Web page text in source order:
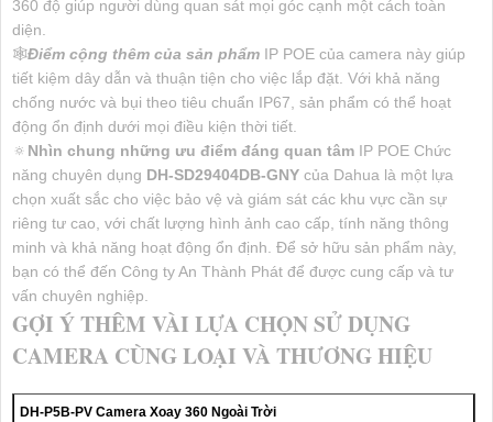
360 độ giúp người dùng quan sát mọi góc cạnh một cách toàn
diện.
🕸️Điểm cộng thêm của sản phẩm IP POE của camera này giúp
tiết kiệm dây dẫn và thuận tiện cho việc lắp đặt. Với khả năng
chống nước và bụi theo tiêu chuẩn IP67, sản phẩm có thể hoạt
động ổn định dưới mọi điều kiện thời tiết.
🔅 Nhìn chung những ưu điểm đáng quan tâm IP POE Chức
năng chuyên dụng DH-SD29404DB-GNY của Dahua là một lựa
chọn xuất sắc cho việc bảo vệ và giám sát các khu vực cần sự
riêng tư cao, với chất lượng hình ảnh cao cấp, tính năng thông
minh và khả năng hoạt động ổn định. Để sở hữu sản phẩm này,
bạn có thể đến Công ty An Thành Phát để được cung cấp và tư
vấn chuyên nghiệp.
GỢI Ý THÊM VÀI LỰA CHỌN SỬ DỤNG
CAMERA CÙNG LOẠI VÀ THƯƠNG HIỆU
DH-P5B-PV Camera Xoay 360 Ngoài Trời